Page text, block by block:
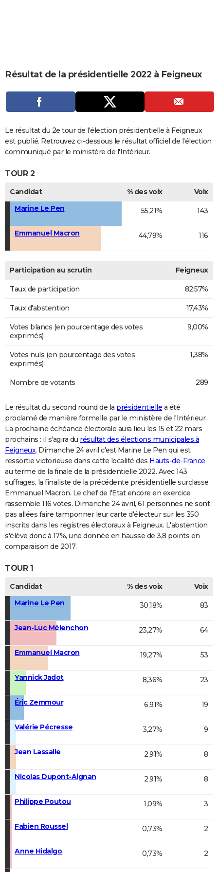
CARTE DE VOEUX
DICTIONNAIRE
Dictionnaire
Biographies
Expressions
Proverbes
PROGRAMME TV
COPAINS D'AVANT
S'inscrire
Se connecter
Lycées
Collèges
Primaires
Universités
Entreprises
Service militaire
Avis de recherche
AVIS DE DÉCÈS
FORUM
Bricolage
Culture
Television
Voyage
Résultat de la présidentielle 2022 à Feigneux
Le résultat du 2e tour de l'élection présidentielle à Feigneux
est publié. Retrouvez ci-dessous le résultat officiel de l'élection
communiqué par le ministère de l'Intérieur.
TOUR 2
Candidat % des voix
Voix
Marine Le Pen
55,21% 143
Emmanuel Macron 44,79% 116
Participation au scrutin Feigneux
Taux de participation 82,57%
Taux d'abstention 17,43%
Votes blancs (en pourcentage des votes
exprimés)
9,00%
Votes nuls (en pourcentage des votes
exprimés)
1,38%
Nombre de votants 289
Le résultat du second round de la présidentielle a été
proclamé de manière formelle par le ministère de l'Intérieur.
La prochaine échéance électorale aura lieu les 15 et 22 mars
prochains : il s'agira du résultat des élections municipales à
Feigneux. Dimanche 24 avril c'est Marine Le Pen qui est
ressortie victorieuse dans cette localité des Hauts-de-France
au terme de la finale de la présidentielle 2022. Avec 143
suffrages, la finaliste de la précédente présidentielle surclasse
Emmanuel Macron. Le chef de l'Etat encore en exercice
rassemble 116 votes. Dimanche 24 avril, 61 personnes ne sont
pas allées faire tamponner leur carte d'électeur sur les 350
inscrits dans les registres électoraux à Feigneux. L'abstention
s'élève donc à 17%, une donnée en hausse de 3,8 points en
comparaison de 2017.
TOUR 1
Candidat % des voix
Voix
Marine Le Pen
30,18% 83
Jean-Luc Mélenchon 23,27% 64
Emmanuel Macron 19,27% 53
Yannick Jadot 8,36% 23
Éric Zemmour 6,91% 19
Valérie Pécresse 3,27% 9
Jean Lassalle 2,91% 8
Nicolas Dupont-Aignan 2,91% 8
Philippe Poutou 1,09% 3
Fabien Roussel 0,73% 2
Anne Hidalgo 0,73% 2